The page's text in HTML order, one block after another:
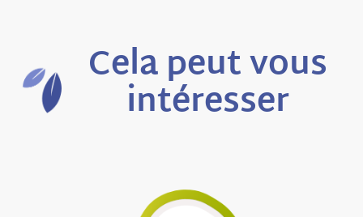
Cela peut vous
intéresser